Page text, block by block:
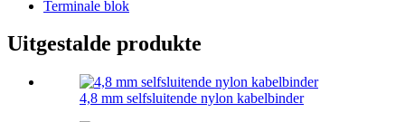
Terminale blok
Uitgestalde produkte
4,8 mm selfsluitende nylon kabelbinder